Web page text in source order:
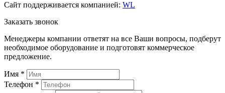
Сайт поддерживается компанией: WL
Заказать звонок
Менеджеры компании ответят на все Ваши вопросы, подберут
необходимое оборудование и подготовят коммерческое
предложение.
Имя *
Телефон *